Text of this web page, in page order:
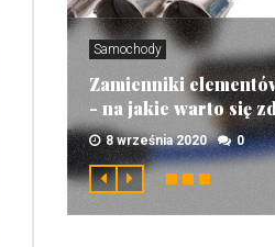
Samochody
Zamienniki
- na jakie warto się
8 września 2020 0